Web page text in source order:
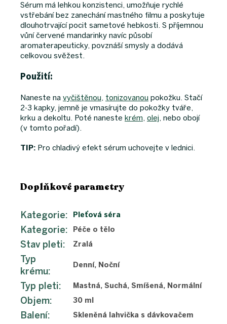
Sérum má lehkou konzistenci, umožňuje rychlé
vstřebání bez zanechání mastného filmu a poskytuje
dlouhotrvající pocit sametové hebkosti. S příjemnou
vůní červené mandarinky navíc působí
aromaterapeuticky, povznáší smysly a dodává
celkovou svěžest.
Použití:
Naneste na vyčištěnou, tonizovanou pokožku. Stačí
2-3 kapky, jemně je vmasírujte do pokožky tváře,
krku a dekoltu. Poté naneste krém, olej, nebo obojí
(v tomto pořadí).
TIP: Pro chladivý efekt sérum uchovejte v lednici.
Doplňkové parametry
Kategorie: Pleťová séra
Kategorie: Péče o tělo
Stav pleti: Zralá
Typ
krému:
Denní, Noční
Typ pleti: Mastná, Suchá, Smíšená, Normální
Objem: 30 ml
Balení: Skleněná lahvička s dávkovačem